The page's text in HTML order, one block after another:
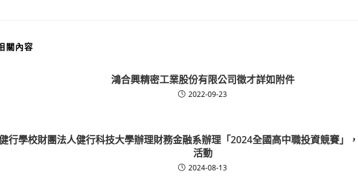
關內容
鴻合興精密工業股份有限公司徵才詳如附件
2022-09-23
行學校財團法人健行科技大學辦理財務金融系辦理「2024全國高中職投資競賽」
活動
2024-08-13